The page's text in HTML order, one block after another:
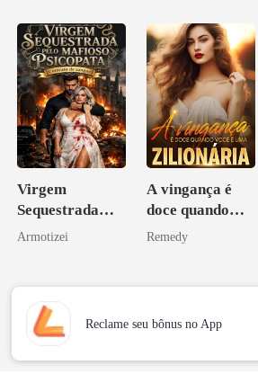
Virgem
Sequestrada
pelo Mafioso
DE SANGUE
Armotizei
A vingança é
doce quando
você é uma
Remedy
Reclame seu bônus no App